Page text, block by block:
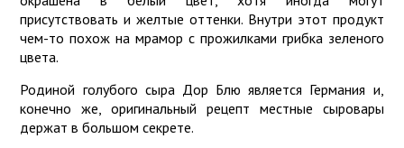
О
СОРТАХ
присутствовать и желтые оттенки. Внутри этот продукт
чем-то похож на мрамор с прожилками грибка зеленого
цвета.
Родиной голубого сыра Дор Блю является Германия и,
конечно же, оригинальный рецепт местные сыровары
держат в большом секрете.